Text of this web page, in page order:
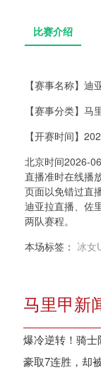
比赛介绍
【赛事名称】 迪
【赛事分类】 马
【开赛时间】
北京时间2026-
直播准时在线播
页面以免错过直
迪亚拉直播、佐
两队赛程。
本场标签： 冰女
马里甲新